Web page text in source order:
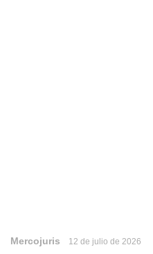
Mercojuris 12 de julio de 2026